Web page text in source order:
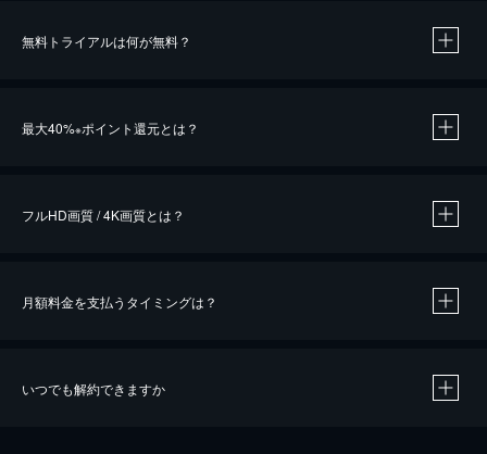
無料トライアルは何が無料？
最大40%※ポイント還元とは？
※40％ポイント還元の対象は、クレジットカード決済による作品の購入 / レンタルです。
フルHD画質 / 4K画質とは？
月額料金を支払うタイミングは？
いつでも解約できますか